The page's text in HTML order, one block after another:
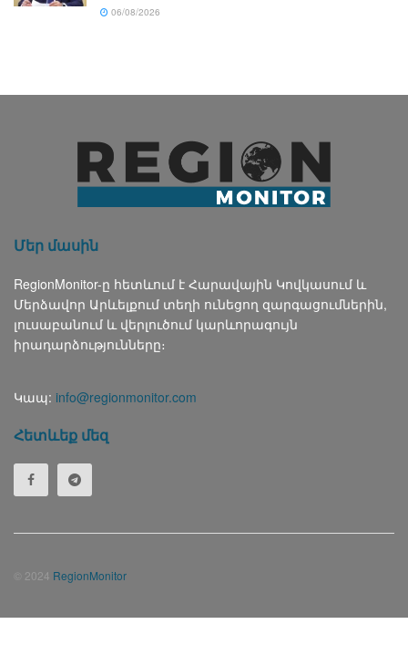
06/08/2026
Մեր մասին
RegionMonitor-ը հետևում է Հարավային Կովկասում և
Մերձավոր Արևելքում տեղի ունեցող զարգացումներին,
լուսաբանում և վերլուծում կարևորագույն
իրադարձությունները։
Կապ: info@regionmonitor.com
Հետևեք մեզ
© 2024 RegionMonitor